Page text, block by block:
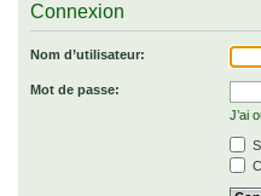
Connexion
Nom d’utilisateur:
Mot de passe:
J’ai